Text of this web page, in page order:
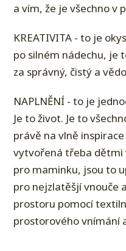
a vím, že je všechno v
KREATIVITA - to je
po silném nádechu, je
za správný, čistý a
NAPLNĚNÍ - to je
Je to život. Je to
právě na vlně
vytvořená třeba dětmi
pro maminku, jsou to
pro nejzlatěšjí vnouče
prostoru pomocí
prostorového vnímání